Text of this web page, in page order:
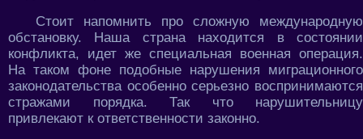
Стоит напомнить про сложную международную
обстановку. Наша страна находится в состоянии
конфликта, идет же специальная военная операция.
На таком фоне подобные нарушения миграционного
законодательства особенно серьезно воспринимаются
стражами порядка. Так что нарушительницу
привлекают к ответственности законно.